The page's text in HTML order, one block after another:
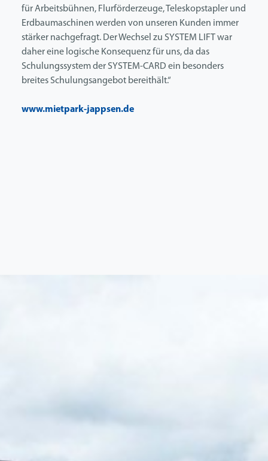
für Arbeitsbühnen, Flurförderzeuge, Teleskopstapler und
Erdbaumaschinen werden von unseren Kunden immer
stärker nachgefragt. Der Wechsel zu SYSTEM LIFT war
daher eine logische Konsequenz für uns, da das
Schulungssystem der SYSTEM-CARD ein besonders
breites Schulungsangebot bereithält.“
www.mietpark-jappsen.de